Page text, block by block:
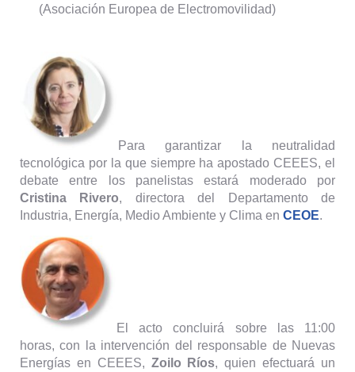
(Asociación Europea de Electromovilidad)
Para garantizar la neutralidad
tecnológica por la que siempre ha apostado CEEES, el
debate entre los panelistas estará moderado por
Cristina Rivero, directora del Departamento de
Industria, Energía, Medio Ambiente y Clima en CEOE.
El acto concluirá sobre las 11:00
horas, con la intervención del responsable de Nuevas
Energías en CEEES, Zoilo Ríos, quien efectuará un